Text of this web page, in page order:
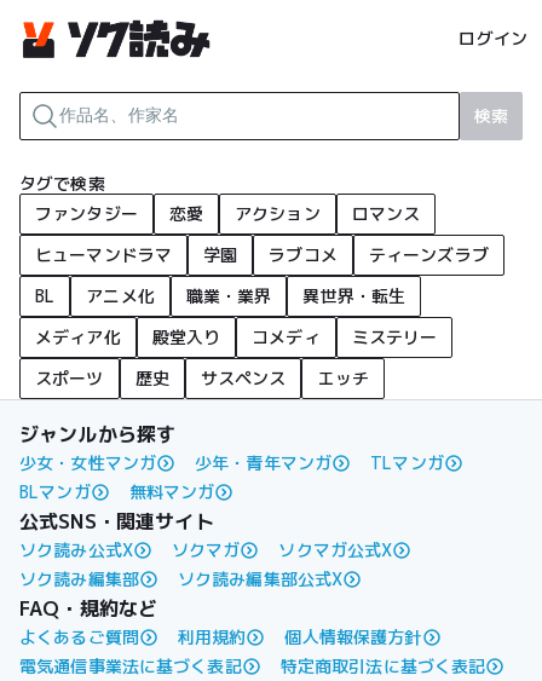
ログイン
検索
タグで検索
ファンタジー
恋愛 アクション
ロマンス
ヒューマンドラマ
学園 ラブコメ
ティーンズラブ
BL
アニメ化 職業・業界
異世界・転生
メディア化
殿堂入り コメディ
ミステリー
スポーツ
歴史 サスペンス エッチ
ジャンルから探す
少女・女性マンガ 少年・青年マンガ
TLマンガ
BLマンガ
無料マンガ
公式SNS・関連サイト
ソク読み公式X ソクマガ
ソクマガ公式X
ソク読み編集部
ソク読み編集部公式X
FAQ・規約など
よくあるご質問 利用規約
個人情報保護方針
電気通信事業法に基づく表記
特定商取引法に基づく表記